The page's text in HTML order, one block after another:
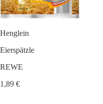
Henglein
Eierspätzle
REWE
1,89 €